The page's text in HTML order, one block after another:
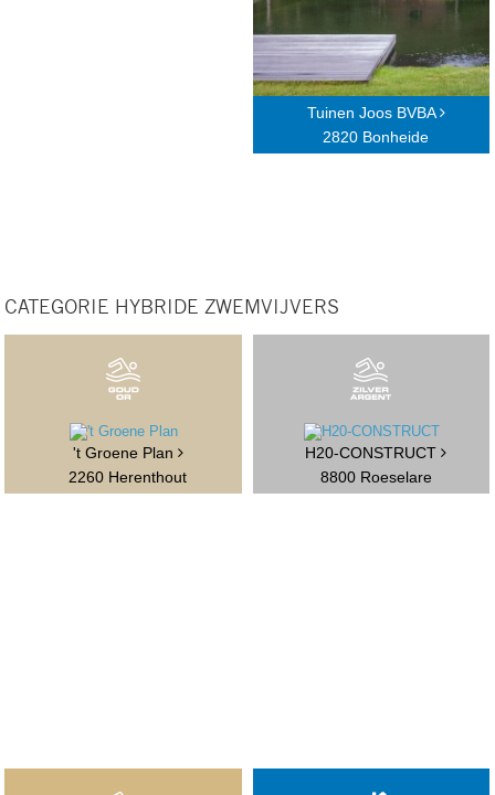
Tuinen Joos BVBA
2820 Bonheide
CATEGORIE HYBRIDE ZWEMVIJVERS
't Groene Plan
2260 Herenthout
H20-CONSTRUCT
8800 Roeselare